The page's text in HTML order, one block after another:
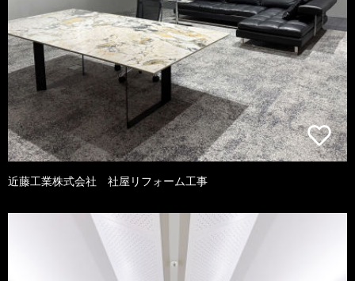
近藤工業株式会社 社屋リフォーム工事